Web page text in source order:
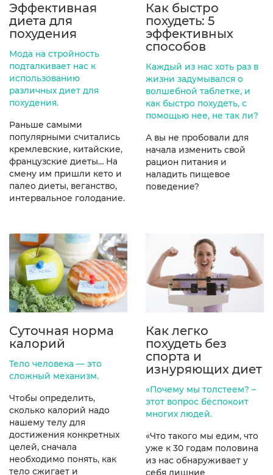
Эффективная
диета для
похудения
Мода на стройность
подталкивает нас к
использованию
различных диет для
похудения.
Раньше самыми
популярными считались
кремлевские, китайские,
французские диеты… На
смену им пришли кето и
палео диеты, веганство,
интервальное голодание.
Как быстро
похудеть: 5
эффективных
способов
Каждый из нас хоть раз в
жизни задумывался о
волшебной таблетке, и
как быстро похудеть, с
помощью нее, не так ли?
А вы не пробовали для
начала изменить свой
рацион питания и
наладить пищевое
поведение?
Суточная норма
калорий
Тело человека — это
сложный механизм.
Чтобы определить,
сколько калорий надо
нашему телу для
достижения конкретных
целей, сначала
необходимо понять, как
тело сжигает и
Как легко
похудеть без
спорта и
изнуряющих диет
«Почему мы толстеем? –
этот вопрос беспокоит
многих людей.
«Что такого мы едим, что
уже к 30 годам половина
из нас обнаруживает у
себя лишние